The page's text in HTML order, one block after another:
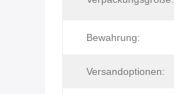
Bewahrung:
Versandoptionen: